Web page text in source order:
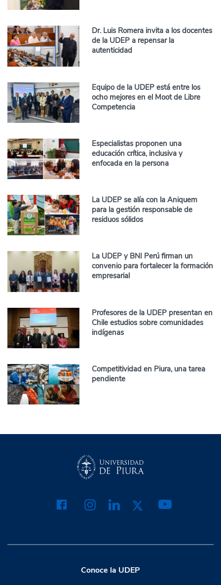
Dr. Luis Romera invita a los docentes
de la UDEP a repensar la
autenticidad
Equipo de la UDEP está entre los
ocho mejores en el Moot de Libre
Competencia
Especialistas proponen una
educación crítica, inclusiva y
enfocada en la persona
La UDEP se alía con la Aniquem
para la gestión responsable de
residuos sólidos
La UDEP y BNI Perú firman un
convenio para fortalecer la formación
empresarial
Profesores de la UDEP presentan en
Chile estudios sobre comunidades
indígenas
Competitividad en Piura, una tarea
pendiente
Conoce la UDEP